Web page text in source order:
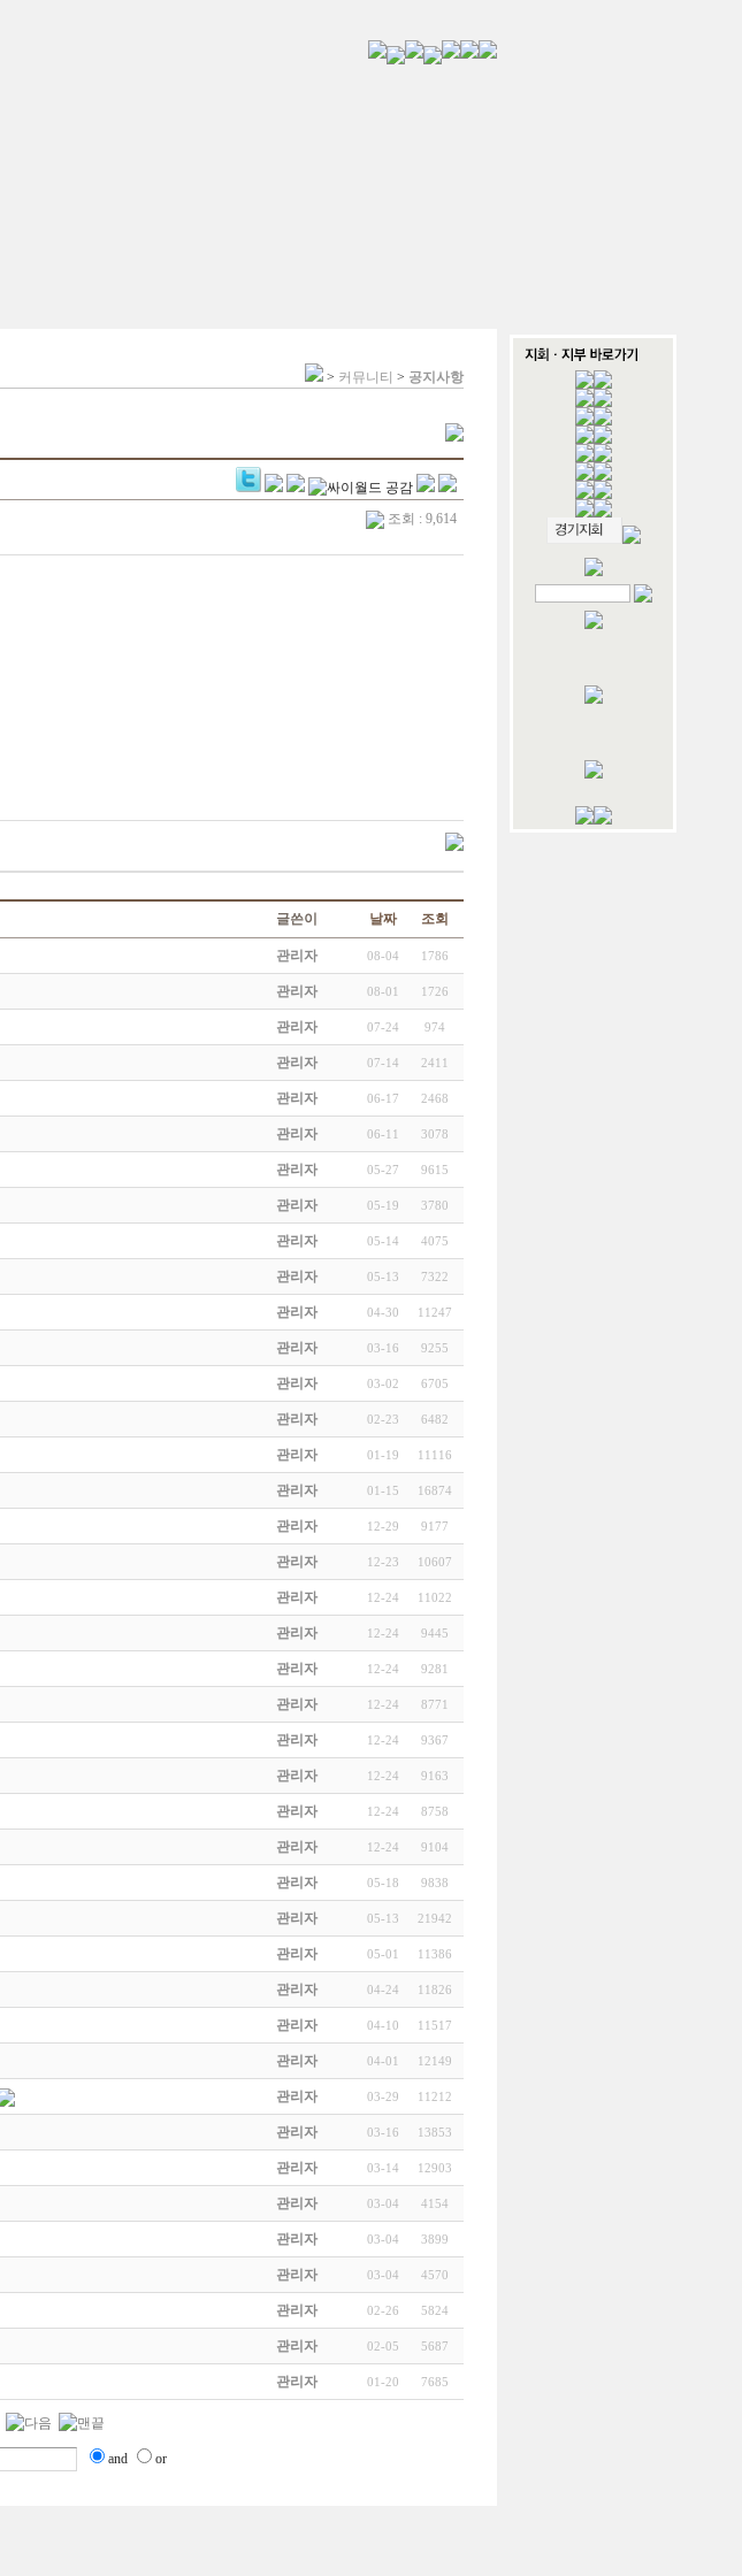
> 커뮤니티 > 공지사항
조회 : 9,614
글쓴이 날짜 조회
관리자 08-04 1786
관리자 08-01 1726
관리자 07-24 974
관리자 07-14 2411
관리자 06-17 2468
관리자 06-11 3078
관리자 05-27 9615
관리자 05-19 3780
관리자 05-14 4075
관리자 05-13 7322
관리자 04-30 11247
관리자 03-16 9255
관리자 03-02 6705
관리자 02-23 6482
관리자 01-19 11116
관리자 01-15 16874
관리자 12-29 9177
관리자 12-23 10607
관리자 12-24 11022
관리자 12-24 9445
관리자 12-24 9281
관리자 12-24 8771
관리자 12-24 9367
관리자 12-24 9163
관리자 12-24 8758
관리자 12-24 9104
관리자 05-18 9838
관리자 05-13 21942
관리자 05-01 11386
관리자 04-24 11826
관리자 04-10 11517
관리자 04-01 12149
관리자 03-29 11212
관리자 03-16 13853
관리자 03-14 12903
관리자 03-04 4154
관리자 03-04 3899
관리자 03-04 4570
관리자 02-26 5824
관리자 02-05 5687
관리자 01-20 7685
and or